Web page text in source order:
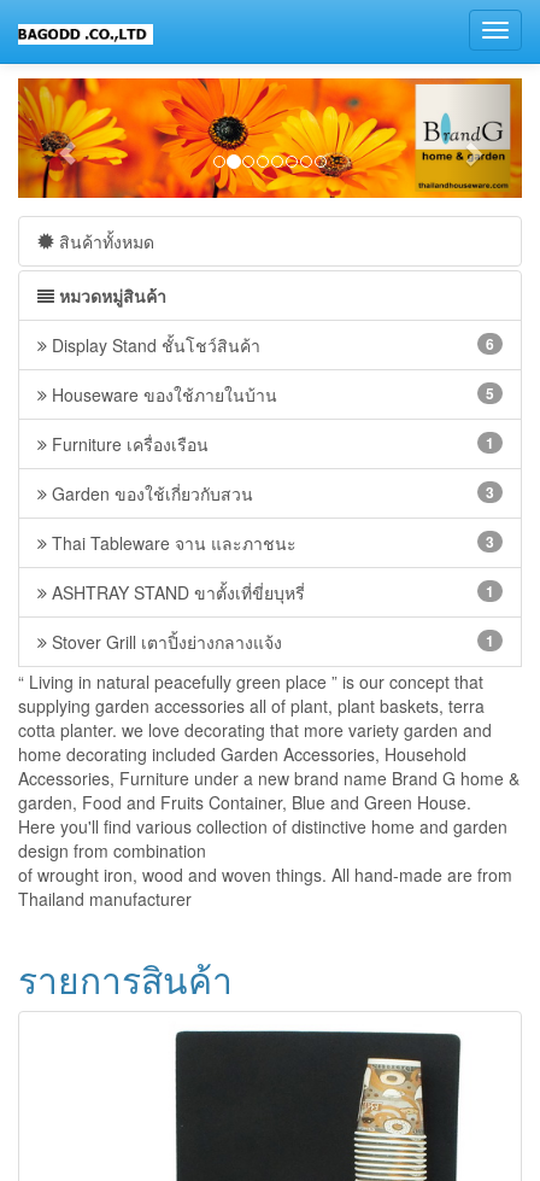
สินค้าทั้งหมด
หมวดหมู่สินค้า
Display Stand ชั้นโชว์สินค้า 6
Houseware ของใช้ภายในบ้าน 5
Furniture เครื่องเรือน 1
Garden ของใช้เกี่ยวกับสวน 3
Thai Tableware จาน และภาชนะ 3
ASHTRAY STAND ขาตั้งเที่ขี่ยบุหรี่ 1
Stover Grill เตาปิ้งย่างกลางแจ้ง 1
“ Living in natural peacefully green place ” is our concept that
supplying garden accessories all of plant, plant baskets, terra
cotta planter. we love decorating that more variety garden and
home decorating included Garden Accessories, Household
Accessories, Furniture under a new brand name Brand G home &
garden, Food and Fruits Container, Blue and Green House.
Here you'll find various collection of distinctive home and garden
design from combination
of wrought iron, wood and woven things. All hand-made are from
Thailand manufacturer
รายการสินค้า